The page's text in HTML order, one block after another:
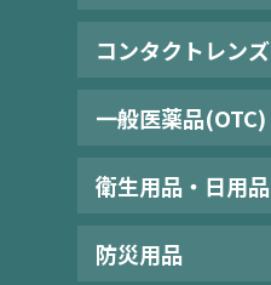
コンタクトレンズ
一般医薬品(OTC)
衛生用品・日用品
防災用品